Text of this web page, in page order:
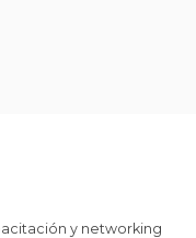
y networking